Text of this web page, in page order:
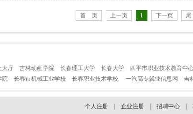
首 页 上一页 1 下一页
大厅 吉林动画学院 长春理工大学 长春大学 四平市职业技术教育中
院 长春市机械工业学校 长春职业技术学校 一汽高专就业信息网 吉
个人注册 企业注册 招聘中心